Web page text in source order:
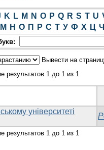
K L M N O P Q R S T U
М Н О П Р С Т У Ф Х Ц Ч
Вывести на
результатов 1 до 1 из 1
університеті
результатов 1 до 1 из 1